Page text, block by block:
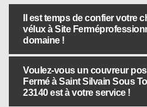
Il est temps de confier votre
vélux à Site
domaine !
Voulez-vous un couvreur
Fermé à Saint Silvain Sous
23140 est à votre service !